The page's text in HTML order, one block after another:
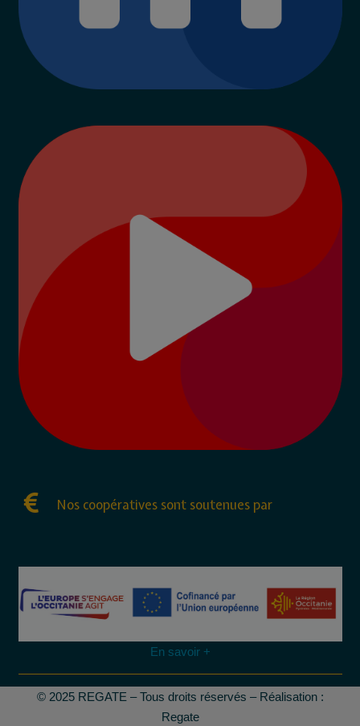
Nos coopératives sont soutenues par
En savoir +
© 2025 REGATE – Tous droits réservés – Réalisation :
Regate